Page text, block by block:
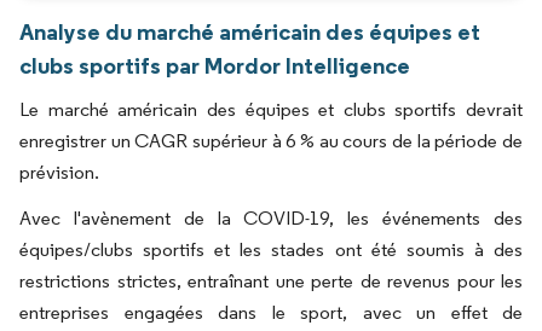
Analyse du marché américain des équipes et
clubs sportifs par Mordor Intelligence
Le marché américain des équipes et clubs sportifs devrait
enregistrer un CAGR supérieur à 6 % au cours de la période de
prévision.
Avec l'avènement de la COVID-19, les événements des
équipes/clubs sportifs et les stades ont été soumis à des
restrictions strictes, entraînant une perte de revenus pour les
entreprises engagées dans le sport, avec un effet de